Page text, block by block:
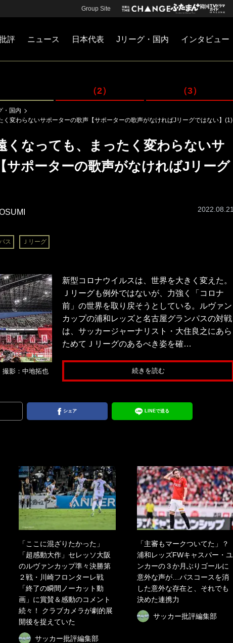
Group Site
評 ニュース 日本代表 Jリーグ・国内 インタビュー
（2） （3）
・国内
く変わらないサポーターの歌声【サポーターの歌声がなければJリーグではない】(1)
くなっても、まったく変わらないサ
サポーターの歌声がなければJリーグ
ス Ｊリーグ
2022.08.21
影：中地拓也
新型コロナウイルスは、世界を大きく変えた。
Ｊリーグも例外ではないが、力強く「コロナ
前」の世界を取り戻そうとしている。ルヴァン
カップの浦和レッズと名古屋グランパスの対戦
は、サッカージャーナリスト・大住良之にあら
ためてＪリーグのあるべき姿を確…
続きを読む
シェア LINEで送る
「ここに混ざりたかった」
「超感動大作」セレッソ大阪
のルヴァンカップ準々決勝第
２戦・川崎フロンターレ戦
「終了の瞬間ノーカット動
画」に賞賛＆感動のコメント
続々！ クラブカメラが劇的展
開後を捉えていた
サッカー批評編集部
「主審もマークついてた」？
浦和レッズFWキャスパー・ユ
ンカーの３か月ぶりゴールに
意外な声が…パスコースを消
した意外な存在と、それでも
決めた連携力
サッカー批評編集部